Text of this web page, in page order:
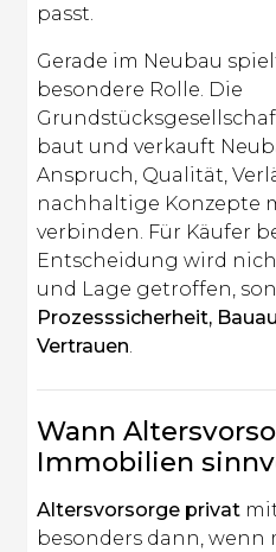
passt.
Gerade im Neubau
besondere Rolle. Die
baut und verkauft
Anspruch, Qualität,
nachhaltige Konzepte
verbinden. Für Käufer
Entscheidung wird
und Lage getroffen,
Prozesssicherheit,
Vertrauen
Wann
Immobilien
Altersvorsorge privat
besonders dann, wenn